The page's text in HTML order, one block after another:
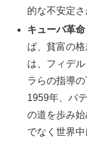
的な不安定さ
キューバ革
ば、貧富の
は、フィデ
ラらの指導
1959年、バ
の道を歩み
でなく世界